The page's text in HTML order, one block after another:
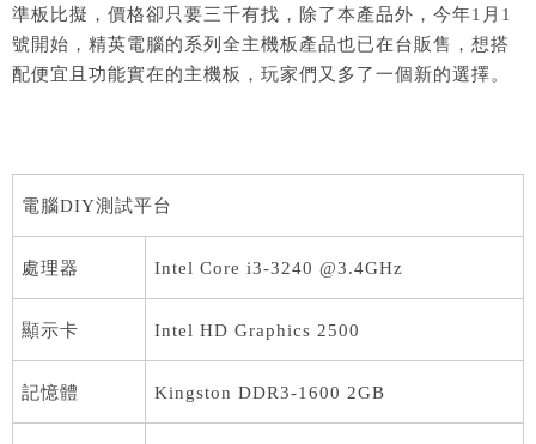
準板比擬，價格卻只要三千有找，除了本產品外，今年1月1
號開始，精英電腦的系列全主機板產品也已在台販售，想搭
配便宜且功能實在的主機板，玩家們又多了一個新的選擇。
電腦DIY測試平台
處理器 Intel Core i3-3240 @3.4GHz
顯示卡 Intel HD Graphics 2500
記憶體 Kingston DDR3-1600 2GB